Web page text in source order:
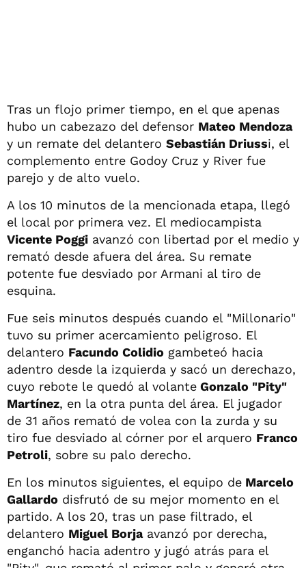
Tras un flojo primer tiempo, en el que apenas
hubo un cabezazo del defensor Mateo Mendoza
y un remate del delantero Sebastián Driussi, el
complemento entre Godoy Cruz y River fue
parejo y de alto vuelo.
A los 10 minutos de la mencionada etapa, llegó
el local por primera vez. El mediocampista
Vicente Poggi avanzó con libertad por el medio y
remató desde afuera del área. Su remate
potente fue desviado por Armani al tiro de
esquina.
Fue seis minutos después cuando el "Millonario"
tuvo su primer acercamiento peligroso. El
delantero Facundo Colidio gambeteó hacia
adentro desde la izquierda y sacó un derechazo,
cuyo rebote le quedó al volante Gonzalo "Pity"
Martínez, en la otra punta del área. El jugador
de 31 años remató de volea con la zurda y su
tiro fue desviado al córner por el arquero Franco
Petroli, sobre su palo derecho.
En los minutos siguientes, el equipo de Marcelo
Gallardo disfrutó de su mejor momento en el
partido. A los 20, tras un pase filtrado, el
delantero Miguel Borjaavanzó por derecha,
enganchó hacia adentro y jugó atrás para el